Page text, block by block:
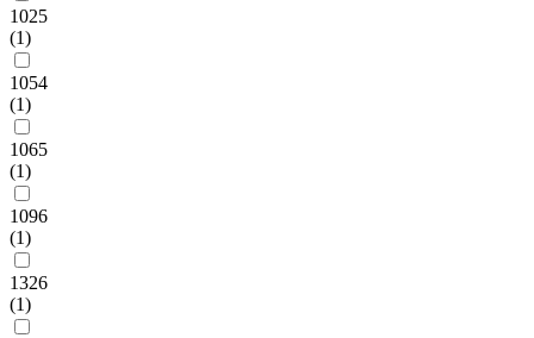
1025
(1)
1054
(1)
1065
(1)
1096
(1)
1326
(1)